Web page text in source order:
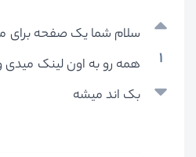
1
سلام شما یک صفحه برای
همه رو به اون لینک میدی
بک اند میشه